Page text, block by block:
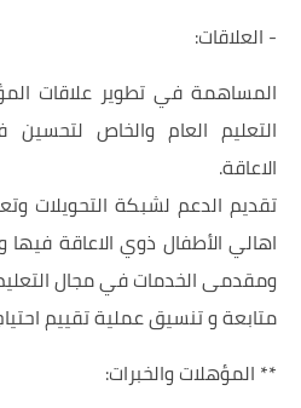
- العلاقات:
المساهمة في تطوير علاقات
التعليم العام والخاص
الاعاقة.
تقديم الدعم لشبكة التحويلات
اهالي الأطفال ذوي الاعاقة فيها
ومقدمى الخدمات في مجال
متابعة و تنسيق عملية تقييم
** المؤهلات والخبرات: